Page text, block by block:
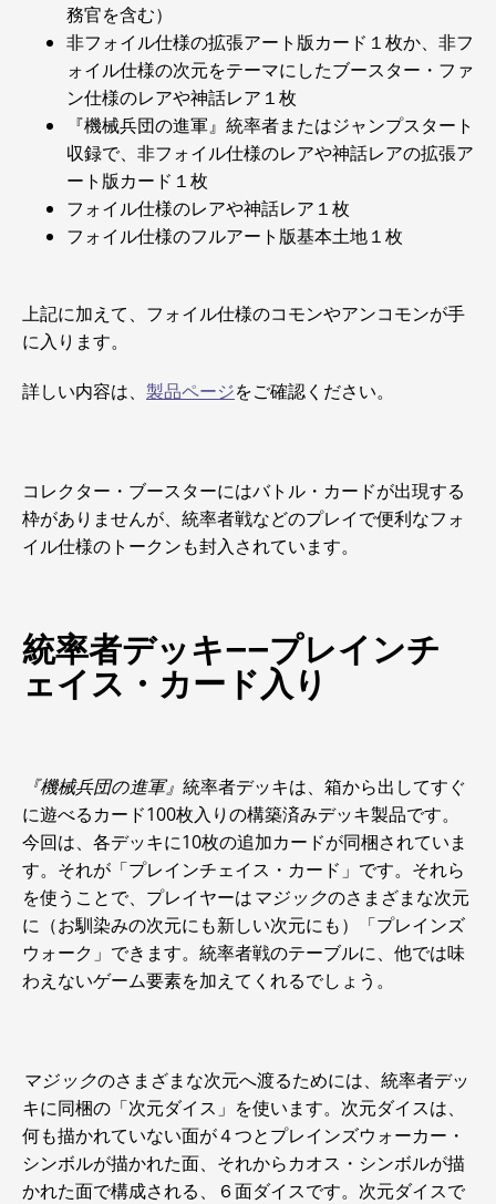
務官を含む）
非フォイル仕様の拡張アート版カード１枚か、非フ
ォイル仕様の次元をテーマにしたブースター・ファ
ン仕様のレアや神話レア１枚
『機械兵団の進軍』統率者またはジャンプスタート
収録で、非フォイル仕様のレアや神話レアの拡張ア
ート版カード１枚
フォイル仕様のレアや神話レア１枚
フォイル仕様のフルアート版基本土地１枚
上記に加えて、フォイル仕様のコモンやアンコモンが手
に入ります。
詳しい内容は、 製品ページをご確認ください。
コレクター・ブースターにはバトル・カードが出現する
枠がありませんが、統率者戦などのプレイで便利なフォ
イル仕様のトークンも封入されています。
統率者デッキ――プレインチ
ェイス・カード入り
『機械兵団の進軍』 統率者デッキは、箱から出してすぐ
に遊べるカード100枚入りの構築済みデッキ製品です。
今回は、各デッキに10枚の追加カードが同梱されていま
す。それが「プレインチェイス・カード」です。それら
を使うことで、プレイヤーはマジックのさまざまな次元
に（お馴染みの次元にも新しい次元にも）「プレインズ
ウォーク」できます。統率者戦のテーブルに、他では味
わえないゲーム要素を加えてくれるでしょう。
マジックのさまざまな次元へ渡るためには、統率者デッ
キに同梱の「次元ダイス」を使います。次元ダイスは、
何も描かれていない面が４つとプレインズウォーカー・
シンボルが描かれた面、それからカオス・シンボルが描
かれた面で構成される、６面ダイスです。次元ダイスで